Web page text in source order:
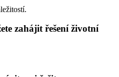
zahájit řešení životní